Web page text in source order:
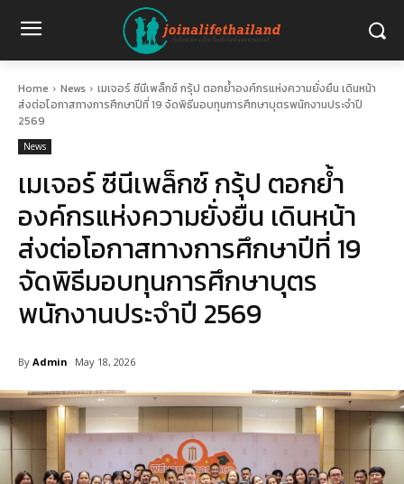
Home News
เมเจอร์ ซีนีเพล็กซ์ กรุ้ป ตอกย้ำองค์กรแห่งความยั่งยืน เดินหน้า
ส่งต่อโอกาสทางการศึกษาปีที่ 19 จัดพิธีมอบทุนการศึกษาบุตรพนักงานประจำปี
2569
News
เมเจอร์ ซีนีเพล็กซ์ กรุ้ป ตอกย้ำ
องค์กรแห่งความยั่งยืน เดินหน้า
ส่งต่อโอกาสทางการศึกษาปีที่ 19
จัดพิธีมอบทุนการศึกษาบุตร
พนักงานประจำปี 2569
By Admin May 18, 2026